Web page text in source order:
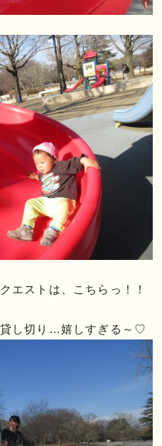
エストは、こちらっ！！
貸し切り…嬉しすぎる～♡